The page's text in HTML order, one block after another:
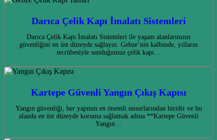
Darıca Çelik Kapı İmalatı Sistemleri
Darıca Çelik Kapı İmalatı Sistemleri ile yaşam alanlarınızın
güvenliğini en üst düzeyde sağlayın. Gebze’nin kalbinde, yılların
tecrübesiyle sunduğumuz çelik kapı…
Kartepe Güvenli Yangın Çıkış Kapısı
Yangın güvenliği, her yapının en önemli unsurlarından biridir ve bu
alanda en üst düzeyde koruma sağlamak adına **Kartepe Güvenli
Yangın…